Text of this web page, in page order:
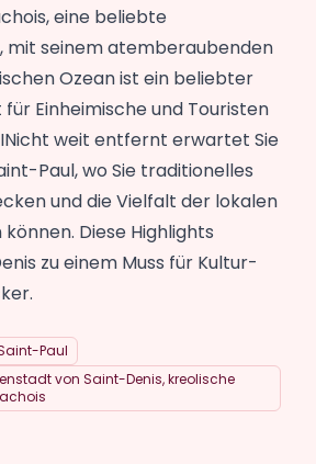
eine beliebte
mit seinem atemberaubenden
Ozean ist ein beliebter
Einheimische und Touristen
weit entfernt erwartet Sie
Paul, wo Sie traditionelles
und die Vielfalt der lokalen
Diese Highlights
zu einem Muss für Kultur-
Paul
von Saint-Denis, kreolische